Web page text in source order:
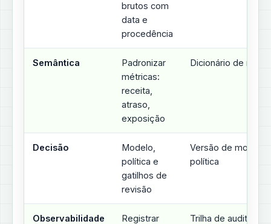
brutos com
data e
procedência
Semântica
Padronizar
métricas:
receita,
atraso,
exposição
Dicionário de
Decisão
Modelo,
política e
gatilhos de
revisão
Versão de modelo
política
Observabilidade
Registrar
Trilha de auditoria